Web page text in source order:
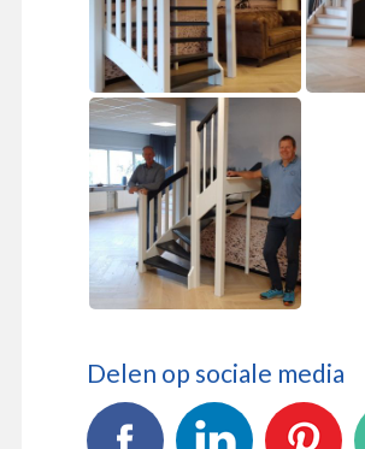
Delen op sociale media